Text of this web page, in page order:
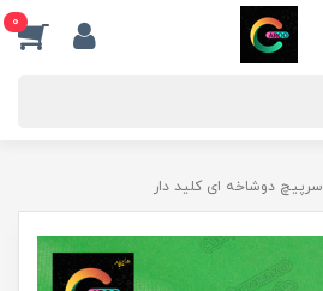
0
سرپیچ دوشاخه ای کلید دار